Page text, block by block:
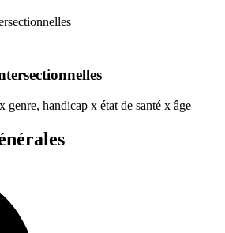
genre, handicap x état de santé x âge